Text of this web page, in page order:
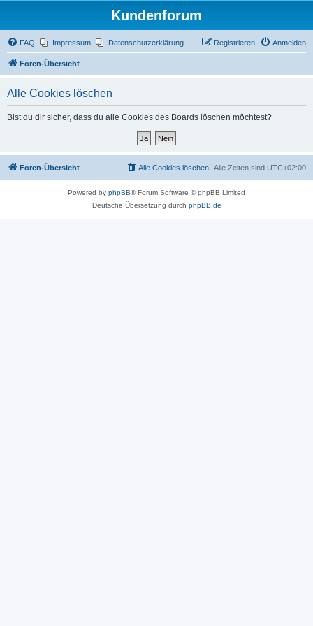
Kundenforum
FAQ Impressum Datenschutzerklärung Anmelden
Registrieren
Foren-Übersicht
Alle Cookies löschen
Bist du dir sicher, dass du alle Cookies des Boards löschen möchtest?
Foren-Übersicht Alle Zeiten sind UTC+02:00
Alle Cookies löschen
Powered by phpBB® Forum Software © phpBB Limited
Deutsche Übersetzung durch phpBB.de